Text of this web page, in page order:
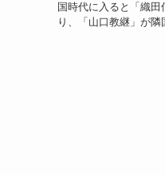
国時代に入ると「織
り、「山口教継」が